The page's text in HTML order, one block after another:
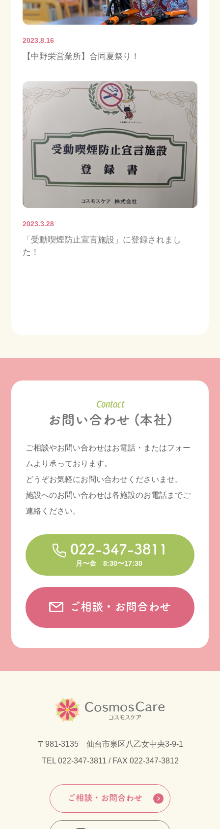
プライバシーポリシー
2023.8.16
【中野栄営業所】合同夏祭り！
2023.3.28
「受動喫煙防止宣言施設」に登録されまし
た！
Contact
お問い合わせ (本社)
ご相談やお問い合わせはお電話・またはフォー
ムより承っております。
どうぞお気軽にお問い合わせくださいませ。
施設へのお問い合わせは各施設のお電話までご
連絡ください。
022-347-3811
月〜金 8:30〜17:30
ご相談・お問合わせ
〒981-3135 仙台市泉区八乙女中央3-9-1
TEL 022-347-3811 / FAX 022-347-3812
ご相談・お問合わせ